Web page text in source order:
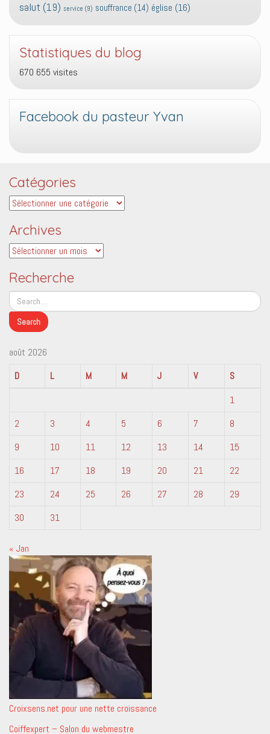
salut (19) service (9) souffrance (14) église (16)
Statistiques du blog
670 655 visites
Facebook du pasteur Yvan
Catégories
Catégories
Archives
Archives
Recherche
août 2026
D
L M M J V
S
1
2
3 4 5 6 7
8
9
10 11 12 13 14
15
16
17 18 19 20 21
22
23
24 25 26 27 28
29
30
31
« Jan
Croixsens.net pour une nette croissance
Coiffexpert – Salon du webmestre